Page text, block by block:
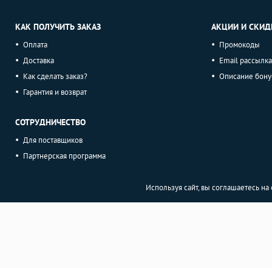
КАК ПОЛУЧИТЬ ЗАКАЗ
Оплата
Доставка
Как сделать заказ?
Гарантия и возврат
СОТРУДНИЧЕСТВО
Для поставщиков
Партнерская программа
АКЦИИ И
Промокоды
Email рассылка
Описание
Используя сайт, вы соглашаетесь